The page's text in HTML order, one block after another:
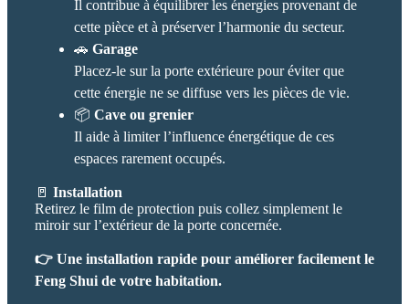
Il contribue à équilibrer les énergies provenant de
cette pièce et à préserver l’harmonie du secteur.
🚗Garage
Placez-le sur la porte extérieure pour éviter que
cette énergie ne se diffuse vers les pièces de vie.
📦Cave ou grenier
Il aide à limiter l’influence énergétique de ces
espaces rarement occupés.
🚪 Installation
Retirez le film de protection puis collez simplement le
miroir sur l’extérieur de la porte concernée.
👉 Une installation rapide pour améliorer facilement le
Feng Shui de votre habitation.